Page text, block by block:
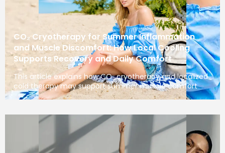
CO₂ Cryotherapy for Summer Inflammation
and Muscle Discomfort: How Local Cooling
Supports Recovery and Daily Comfort
This article explains how CO₂ cryotherapy and localized
cold therapy may support summer muscle comfort